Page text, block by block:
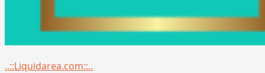
Menu
..::Liquidarea.com::..